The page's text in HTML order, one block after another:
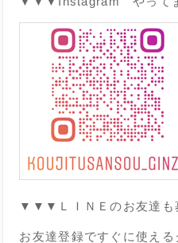
▼▼▼ＬＩＮＥのお友達
お友達登録ですぐに使える